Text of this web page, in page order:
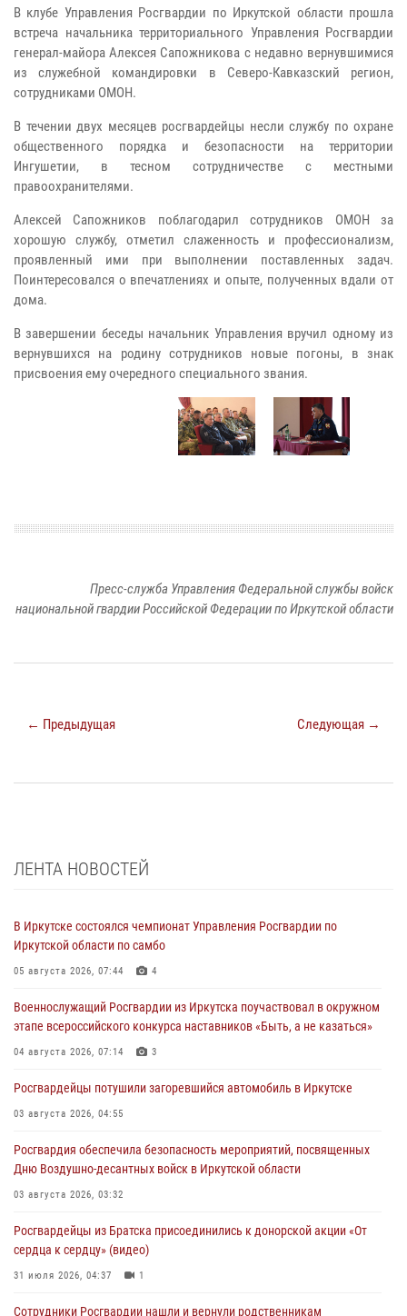
В клубе Управления Росгвардии по Иркутской области прошла
встреча начальника территориального Управления Росгвардии
генерал-майора Алексея Сапожникова с недавно вернувшимися
из служебной командировки в Северо-Кавказский регион,
сотрудниками ОМОН.
В течении двух месяцев росгвардейцы несли службу по охране
общественного порядка и безопасности на территории
Ингушетии, в тесном сотрудничестве с местными
правоохранителями.
Алексей Сапожников поблагодарил сотрудников ОМОН за
хорошую службу, отметил слаженность и профессионализм,
проявленный ими при выполнении поставленных задач.
Поинтересовался о впечатлениях и опыте, полученных вдали от
дома.
В завершении беседы начальник Управления вручил одному из
вернувшихся на родину сотрудников новые погоны, в знак
присвоения ему очередного специального звания.
Пресс-служба Управления Федеральной службы войск
национальной гвардии Российской Федерации по Иркутской области
← Предыдущая Следующая →
ЛЕНТА НОВОСТЕЙ
В Иркутске состоялся чемпионат Управления Росгвардии по
Иркутской области по самбо
05 августа 2026, 07:44 4
Военнослужащий Росгвардии из Иркутска поучаствовал в окружном
этапе всероссийского конкурса наставников «Быть, а не казаться»
04 августа 2026, 07:14 3
Росгвардейцы потушили загоревшийся автомобиль в Иркутске
03 августа 2026, 04:55
Росгвардия обеспечила безопасность мероприятий, посвященных
Дню Воздушно-десантных войск в Иркутской области
03 августа 2026, 03:32
Росгвардейцы из Братска присоединились к донорской акции «От
сердца к сердцу» (видео)
31 июля 2026, 04:37 1
Сотрудники Росгвардии нашли и вернули родственникам